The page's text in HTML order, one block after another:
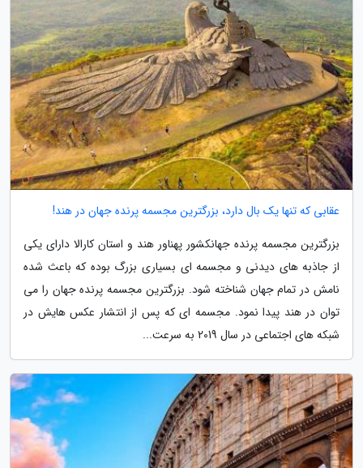
عقابی که تنها یک بال دارد، بزرگترین مجسمه پرنده جهان در هند!
بزرگترین مجسمه پرنده جهانکشور پهناور هند و استان کارالا دارای یکی
از جاذبه های دیدنی و مجسمه ای بسیاری بزرگ بوده که باعث شده
نامش در تمام جهان شناخته شود. بزرگترین مجسمه پرنده جهان را می
توان در هند پیدا نمود. مجسمه ای که پس از انتشار عکس هایش در
شبکه های اجتماعی در سال 2019 به سرعت...